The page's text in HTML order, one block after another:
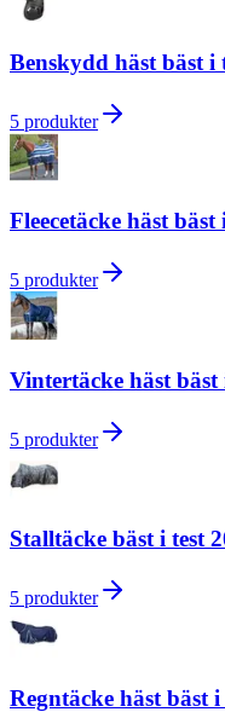
Benskydd häst bäst i
5 produkter
Fleecetäcke häst bäst
5 produkter
Vintertäcke häst bäst
5 produkter
Stalltäcke bäst i test
5 produkter
Regntäcke häst bäst i